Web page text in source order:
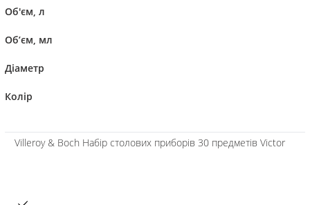
Об'єм, л
Об’єм, мл
Діаметр
Колір
Villeroy & Boch Набір столових приборів 30 предметів Victor